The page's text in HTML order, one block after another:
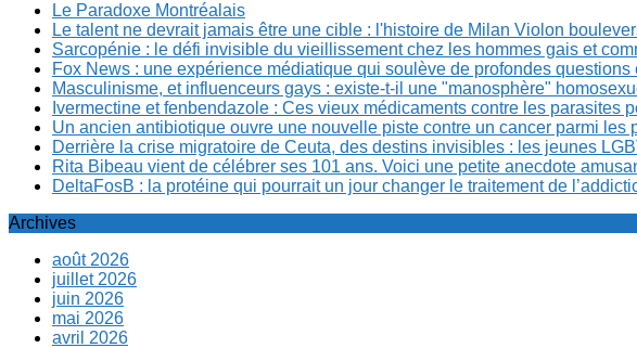
Le Paradoxe Montréalais
Le talent ne devrait jamais être une cible : l'histoire de Milan Violon
Sarcopénie : le défi invisible du vieillissement chez les hommes gais et
Fox News : une expérience médiatique qui soulève de profondes questions
Masculinisme, et influenceurs gays : existe-t-il une "manosphère"
Ivermectine et fenbendazole : Ces vieux médicaments contre les parasites
Un ancien antibiotique ouvre une nouvelle piste contre un cancer parmi les
Derrière la crise migratoire de Ceuta, des destins invisibles : les jeunes
Rita Bibeau vient de célébrer ses 101 ans. Voici une petite anecdote
DeltaFosB : la protéine qui pourrait un jour changer le traitement de
Archives
août 2026
juillet 2026
juin 2026
mai 2026
avril 2026